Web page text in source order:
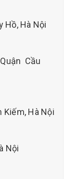
Hồ, Hà Nội
Cầu
Kiếm, Hà Nội
Nội